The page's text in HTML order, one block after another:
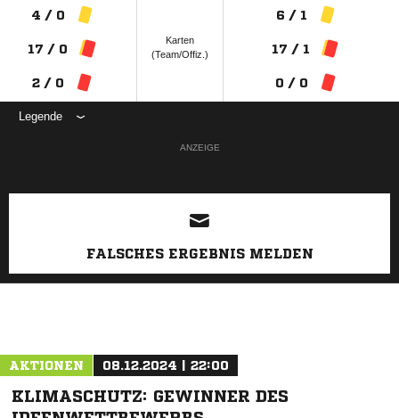
4 / 0
17 / 0
2 / 0
Karten
(Team/Offiz.)
6 / 1
17 / 1
0 / 0
Legende
ANZEIGE
FALSCHES ERGEBNIS MELDEN
AKTIONEN 08.12.2024 | 22:00
KLIMASCHUTZ: GEWINNER DES